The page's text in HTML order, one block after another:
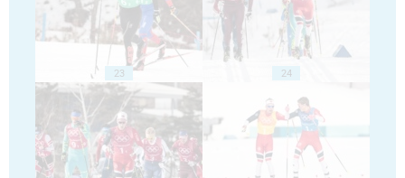
23 24